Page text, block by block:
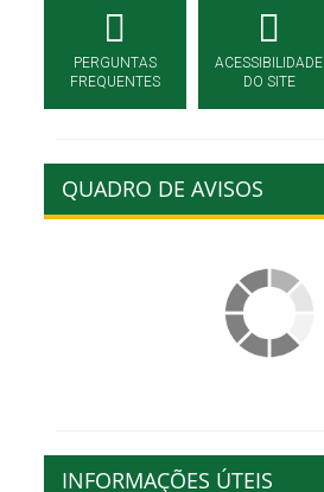
PERGUNTAS
FREQUENTES
ACESSIBILIDADE
DO SITE
QUADRO DE AVISOS
INFORMAÇÕES ÚTEIS